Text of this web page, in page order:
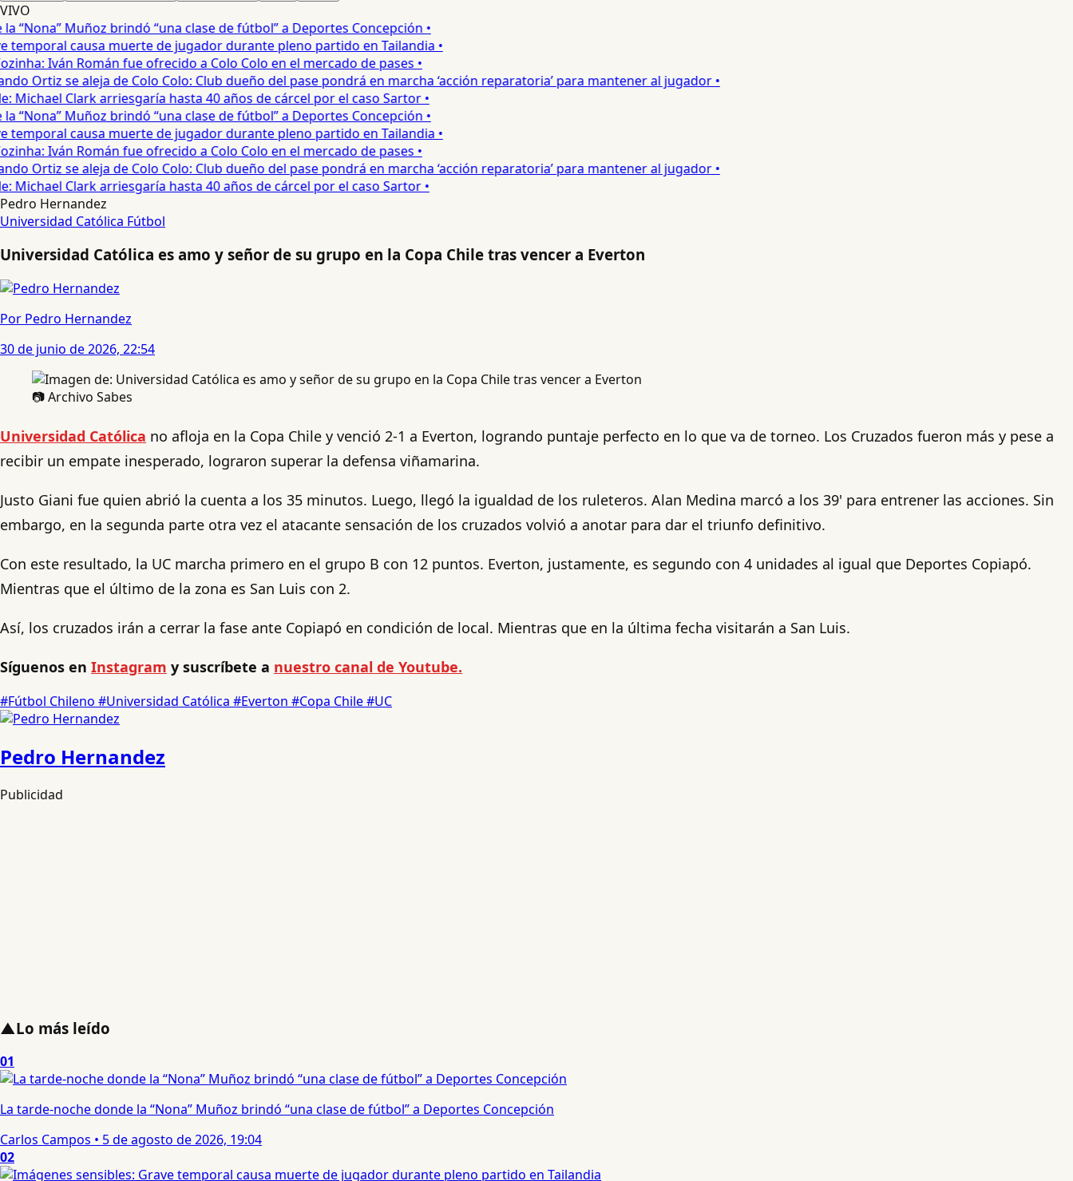
VIVO
Muñoz brindó “una clase de fútbol” a Deportes Concepción •
causa muerte de jugador durante pleno partido en Tailandia •
Iván Román fue ofrecido a Colo Colo en el mercado de pases •
Ortiz se aleja de Colo Colo: Club dueño del pase pondrá en marcha ‘acción reparatoria’ para mantener al jugador •
Clark arriesgaría hasta 40 años de cárcel por el caso Sartor •
Muñoz brindó “una clase de fútbol” a Deportes Concepción •
causa muerte de jugador durante pleno partido en Tailandia •
Iván Román fue ofrecido a Colo Colo en el mercado de pases •
Ortiz se aleja de Colo Colo: Club dueño del pase pondrá en marcha ‘acción reparatoria’ para mantener al jugador •
Clark arriesgaría hasta 40 años de cárcel por el caso Sartor •
Pedro Hernandez
Universidad Católica Fútbol
Universidad Católica es amo y señor de su grupo en la Copa Chile tras vencer a Everton
Por Pedro Hernandez
30 de junio de 2026, 22:54
📷 Archivo Sabes
Universidad Católica no afloja en la Copa Chile y venció 2-1 a Everton, logrando puntaje perfecto en lo que va de torneo. Los Cruzados fueron más y pese a
recibir un empate inesperado, lograron superar la defensa viñamarina.
Justo Giani fue quien abrió la cuenta a los 35 minutos. Luego, llegó la igualdad de los ruleteros. Alan Medina marcó a los 39' para entrener las acciones. Sin
embargo, en la segunda parte otra vez el atacante sensación de los cruzados volvió a anotar para dar el triunfo definitivo.
Con este resultado, la UC marcha primero en el grupo B con 12 puntos. Everton, justamente, es segundo con 4 unidades al igual que Deportes Copiapó.
Mientras que el último de la zona es San Luis con 2.
Así, los cruzados irán a cerrar la fase ante Copiapó en condición de local. Mientras que en la última fecha visitarán a San Luis.
Síguenos en Instagram y suscríbete a nuestro canal de Youtube.
#Fútbol Chileno #Universidad Católica #Everton #Copa Chile#UC
Pedro Hernandez
Publicidad
▲Lo más leído
01
La tarde-noche donde la “Nona” Muñoz brindó “una clase de fútbol” a Deportes Concepción
Carlos Campos • 5 de agosto de 2026, 19:04
02